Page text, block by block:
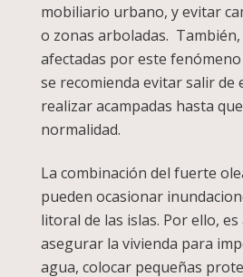
mobiliario urbano, y evitar
o zonas arboladas. También,
afectadas por este
se recomienda evitar salir de
realizar acampadas hasta
normalidad.
La combinación del fuerte
pueden ocasionar
litoral de las islas. Por ello,
asegurar la vivienda para
agua, colocar pequeñas